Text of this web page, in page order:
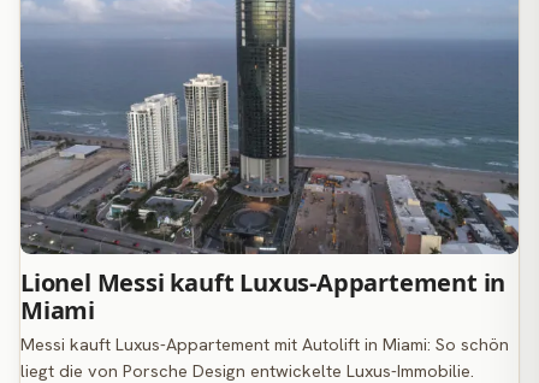
Lionel Messi kauft Luxus-Appartement in
Miami
Messi kauft Luxus-Appartement mit Autolift in Miami: So schön
liegt die von Porsche Design entwickelte Luxus-Immobilie.